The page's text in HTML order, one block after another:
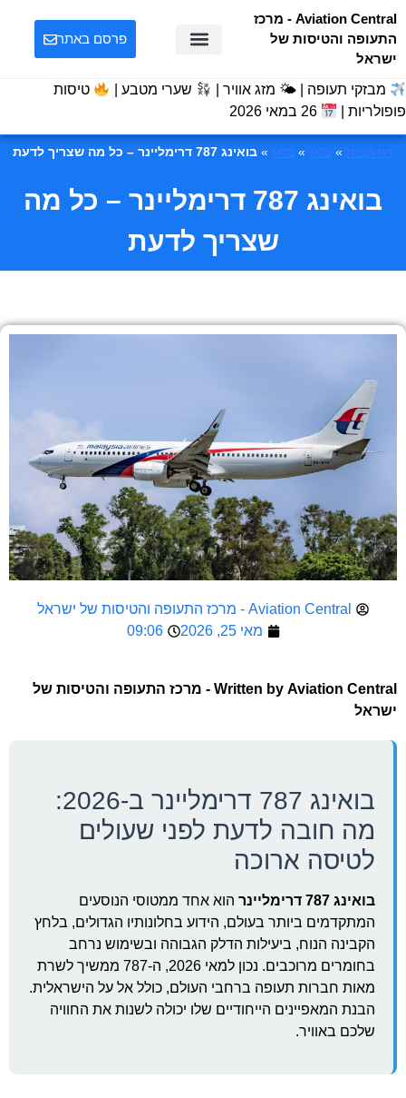
Aviation Central - מרכז
התעופה והטיסות של
ישראל
פרסם באתר
מבזקי תעופה | 🌤 מזג אוויר | שערי מטבע |
טיסות
פופולריות |
26 במאי 2026
דף הבית » בלוג » בלוג » בואינג 787 דרימליינר – כל מה שצריך לדעת
בואינג 787 דרימליינר – כל מה
שצריך לדעת
Aviation Central - מרכז התעופה והטיסות של ישראל
מאי 25, 2026
09:06
Written by Aviation Central - מרכז התעופה והטיסות של
ישראל
בואינג 787 דרימליינר ב-2026:
מה חובה לדעת לפני שעולים
לטיסה ארוכה
בואינג 787 דרימליינר
הוא אחד ממטוסי הנוסעים
המתקדמים ביותר בעולם, הידוע בחלונותיו הגדולים, בלחץ
הקבינה הנוח, ביעילות הדלק הגבוהה ובשימוש נרחב
בחומרים מרוכבים. נכון למאי 2026, ה-787 ממשיך לשרת
מאות חברות תעופה ברחבי העולם, כולל אל על הישראלית.
הבנת המאפיינים הייחודיים שלו יכולה לשנות את החוויה
שלכם באוויר.